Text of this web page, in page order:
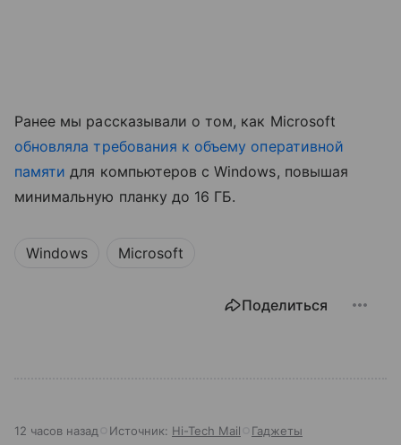
Ранее мы рассказывали о том, как Microsoft
обновляла требования к объему оперативной
памяти для компьютеров с Windows, повышая
минимальную планку до 16 ГБ.
Windows Microsoft
Поделиться
12 часов назад Источник: Hi-Tech Mail Гаджеты